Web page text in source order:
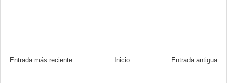
Entrada más reciente Entrada antigua
Inicio